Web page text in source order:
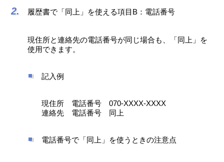
履歴書で「同上」を使える項目B：電話番号
現住所と連絡先の電話番号が同じ場合も、「同上」を
使用できます。
記入例
現住所 電話番号 070-XXXX-XXXX
連絡先 電話番号 同上
電話番号で「同上」を使うときの注意点